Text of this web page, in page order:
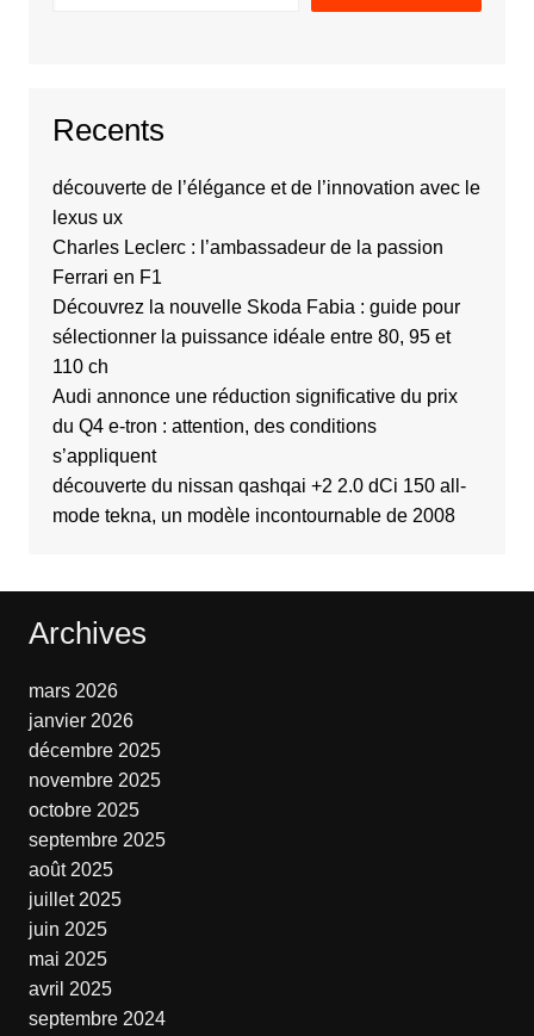
Recents
découverte de l’élégance et de l’innovation avec le
lexus ux
Charles Leclerc : l’ambassadeur de la passion
Ferrari en F1
Découvrez la nouvelle Skoda Fabia : guide pour
sélectionner la puissance idéale entre 80, 95 et
110 ch
Audi annonce une réduction significative du prix
du Q4 e-tron : attention, des conditions
s’appliquent
découverte du nissan qashqai +2 2.0 dCi 150 all-
mode tekna, un modèle incontournable de 2008
Archives
mars 2026
janvier 2026
décembre 2025
novembre 2025
octobre 2025
septembre 2025
août 2025
juillet 2025
juin 2025
mai 2025
avril 2025
septembre 2024